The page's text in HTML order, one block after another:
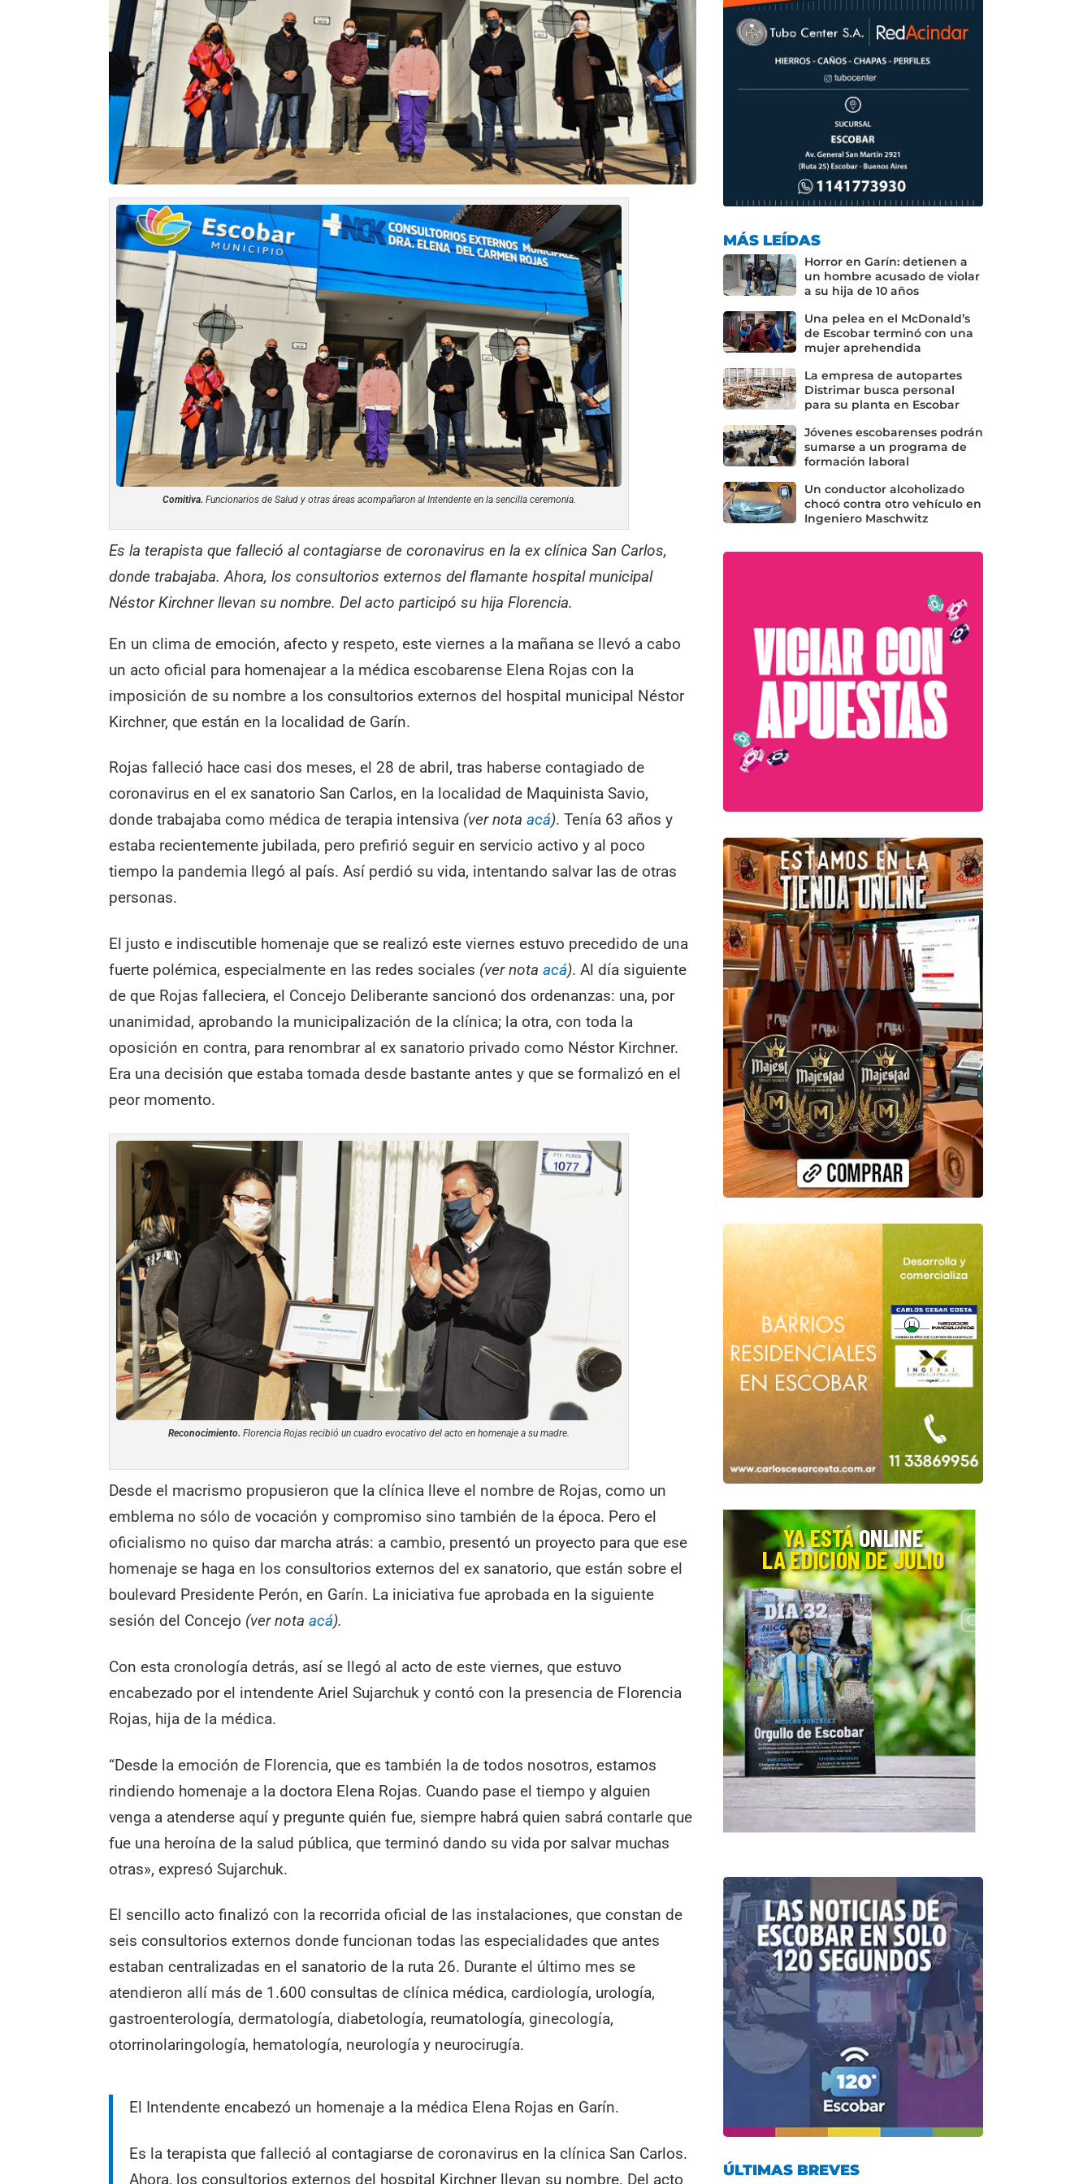
Comitiva. Funcionarios de Salud y otras áreas acompañaron al Intendente en la sencilla ceremonia.
Es la terapista que falleció al contagiarse de coronavirus en la ex clínica San Carlos,
donde trabajaba. Ahora, los consultorios externos del flamante hospital municipal
Néstor Kirchner llevan su nombre. Del acto participó su hija Florencia.
En un clima de emoción, afecto y respeto, este viernes a la mañana se llevó a cabo
un acto oficial para homenajear a la médica escobarense Elena Rojas con la
imposición de su nombre a los consultorios externos del hospital municipal Néstor
Kirchner, que están en la localidad de Garín.
Rojas falleció hace casi dos meses, el 28 de abril, tras haberse contagiado de
coronavirus en el ex sanatorio San Carlos, en la localidad de Maquinista Savio,
donde trabajaba como médica de terapia intensiva (ver notaacá). Tenía 63 años y
estaba recientemente jubilada, pero prefirió seguir en servicio activo y al poco
tiempo la pandemia llegó al país. Así perdió su vida, intentando salvar las de otras
personas.
El justo e indiscutible homenaje que se realizó este viernes estuvo precedido de una
fuerte polémica, especialmente en las redes sociales (ver notaacá). Al día siguiente
de que Rojas falleciera, el Concejo Deliberante sancionó dos ordenanzas: una, por
unanimidad, aprobando la municipalización de la clínica; la otra, con toda la
oposición en contra, para renombrar al ex sanatorio privado como Néstor Kirchner.
Era una decisión que estaba tomada desde bastante antes y que se formalizó en el
peor momento.
Reconocimiento. Florencia Rojas recibió un cuadro evocativo del acto en homenaje a su madre.
Desde el macrismo propusieron que la clínica lleve el nombre de Rojas, como un
emblema no sólo de vocación y compromiso sino también de la época. Pero el
oficialismo no quiso dar marcha atrás: a cambio, presentó un proyecto para que ese
homenaje se haga en los consultorios externos del ex sanatorio, que están sobre el
boulevard Presidente Perón, en Garín. La iniciativa fue aprobada en la siguiente
sesión del Concejo (ver notaacá).
Con esta cronología detrás, así se llegó al acto de este viernes, que estuvo
encabezado por el intendente Ariel Sujarchuk y contó con la presencia de Florencia
Rojas, hija de la médica.
“Desde la emoción de Florencia, que es también la de todos nosotros, estamos
rindiendo homenaje a la doctora Elena Rojas. Cuando pase el tiempo y alguien
venga a atenderse aquí y pregunte quién fue, siempre habrá quien sabrá contarle que
fue una heroína de la salud pública, que terminó dando su vida por salvar muchas
otras», expresó Sujarchuk.
El sencillo acto finalizó con la recorrida oficial de las instalaciones, que constan de
seis consultorios externos donde funcionan todas las especialidades que antes
estaban centralizadas en el sanatorio de la ruta 26. Durante el último mes se
atendieron allí más de 1.600 consultas de clínica médica, cardiología, urología,
gastroenterología, dermatología, diabetología, reumatología, ginecología,
otorrinolaringología, hematología, neurología y neurocirugía.
El Intendente encabezó un homenaje a la médica Elena Rojas en Garín.
Es la terapista que falleció al contagiarse de coronavirus en la clínica San Carlos.
Ahora, los consultorios externos del hospital Kirchner llevan su nombre. Del acto
MÁS LEÍDAS
Horror en Garín: detienen a
un hombre acusado de violar
a su hija de 10 años
Una pelea en el McDonald’s
de Escobar terminó con una
mujer aprehendida
La empresa de autopartes
Distrimar busca personal
para su planta en Escobar
Jóvenes escobarenses podrán
sumarse a un programa de
formación laboral
Un conductor alcoholizado
chocó contra otro vehículo en
Ingeniero Maschwitz
ÚLTIMAS BREVES